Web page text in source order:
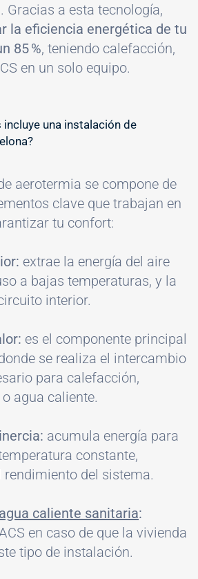
Gracias a esta tecnología,
la eficiencia energética de tu
85 %, teniendo calefacción,
en un solo equipo.
una instalación de
aerotermia se compone de
clave que trabajan en
tu confort:
extrae la energía del aire
a bajas temperaturas, y la
interior.
es el componente principal
se realiza el intercambio
para calefacción,
agua caliente.
acumula energía para
constante,
rendimiento del sistema.
agua caliente sanitaria:
en caso de que la vivienda
tipo de instalación.